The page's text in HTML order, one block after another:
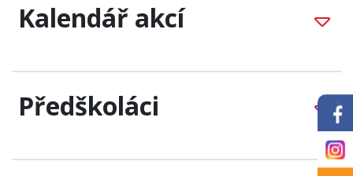
Kalendář akcí
Předškoláci